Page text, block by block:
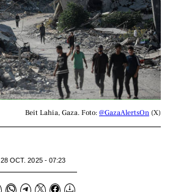
Beit Lahia, Gaza. Foto: @GazaAlertsOn (X)
28 OCT. 2025 - 07:23